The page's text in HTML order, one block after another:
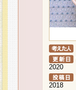
2020
2018